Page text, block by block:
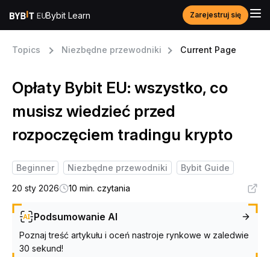
Bybit Learn Zarejestruj się
Topics Niezbędne przewodniki Current Page
Opłaty Bybit EU: wszystko, co
musisz wiedzieć przed
rozpoczęciem tradingu krypto
Beginner Niezbędne przewodniki
Bybit Guide
20 sty 2026
10 min. czytania
Podsumowanie AI
Poznaj treść artykułu i oceń nastroje rynkowe w zaledwie
30 sekund!